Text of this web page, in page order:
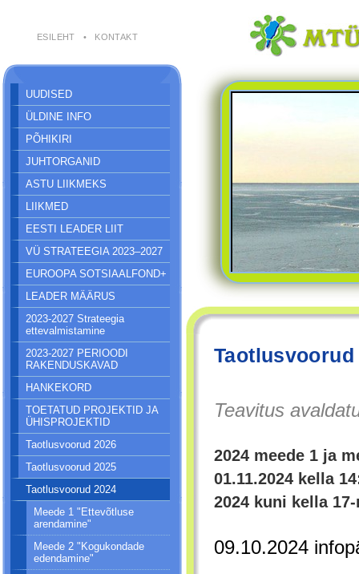
ESILEHT • KONTAKT
UUDISED
ÜLDINE INFO
PÕHIKIRI
JUHTORGANID
ASTU LIIKMEKS
LIIKMED
EESTI LEADER LIIT
VÜ STRATEEGIA 2023–2027
EUROOPA SOTSIAALFOND+
LEADER MÄÄRUS
2023-2027 Strateegia
ettevalmistamine
2023-2027 PERIOODI
RAKENDUSKAVAD
HANKEKORD
TOETATUD PROJEKTID JA
ÜHISPROJEKTID
Taotlusvoorud 2026
Taotlusvoorud 2025
Taotlusvoorud 2024
Meede 1 "Ettevõtluse
arendamine"
Meede 2 "Kogukondade
edendamine"
Taotlusvoorud
Teavitus
2024 meede 1 ja
01.11.2024 kella
2024 kuni kella
09.10.2024